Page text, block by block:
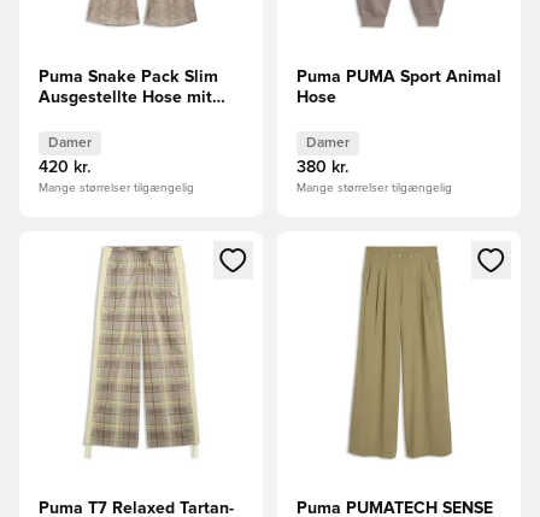
Puma Snake Pack Slim
Ausgestellte Hose mit
Damer
420 kr.
Mange størrelser tilgængelig
Puma PUMA Sport Animal
Hose
Damer
380 kr.
Mange størrelser tilgængelig
Åbner en Modal til at logge ind eller tilmelde dig som
Puma T7 Relaxed Tartan-
Åbner en Modal til at logge
Puma PUMATECH SENSE